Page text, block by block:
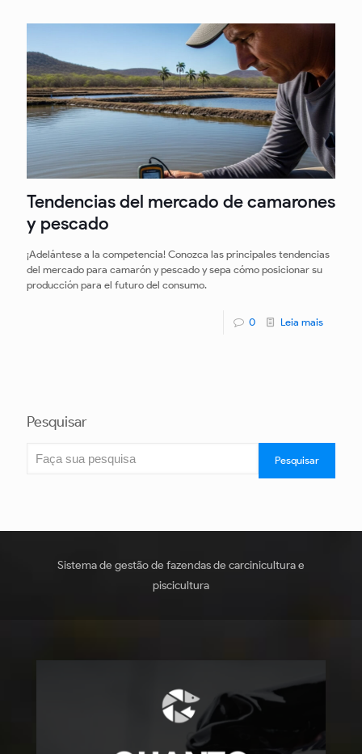
Tendencias del mercado de camarones
y pescado
¡Adelántese a la competencia! Conozca las principales tendencias
del mercado para camarón y pescado y sepa cómo posicionar su
producción para el futuro del consumo.
0 Leia mais
Pesquisar
Pesquisar
Sistema de gestão de fazendas de carcinicultura e
piscicultura